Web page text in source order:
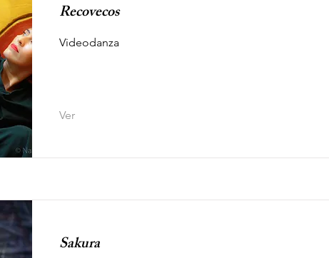
Recovecos
Videodanza
Ver
Sakura